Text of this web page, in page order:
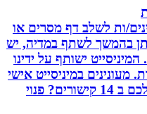
לשלב דף מסרים או
לשתף במדיה, יש
ישותף על ידינו
במיניסייט אישי
שיחשוף את כל הקמפיין שלכם ב 14 קישורים? פנוי